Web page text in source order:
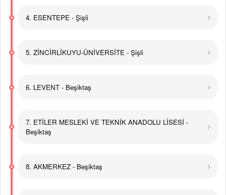
4. ESENTEPE - Şişli
5. ZİNCİRLİKUYU-ÜNİVERSİTE - Şişli
6. LEVENT - Beşiktaş
7. ETİLER MESLEKİ VE TEKNİK ANADOLU LİSESİ -
Beşiktaş
8. AKMERKEZ - Beşiktaş